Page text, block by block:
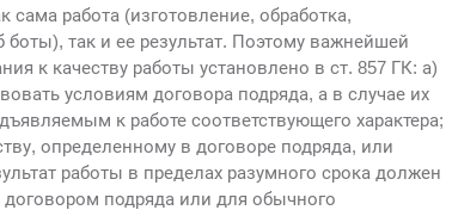
сама работа (изготовление, обработка,
так и ее результат. Поэтому важнейшей
к качеству работы установлено в ст. 857 ГК: а)
условиям договора подряда, а в случае их
к работе соответствующего характера;
определенному в договоре подряда, или
работы в пределах разумного срока должен
подряда или для обычного